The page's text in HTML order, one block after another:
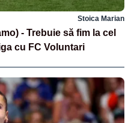
Stoica Marian
- Trebuie să fim la cel
cu FC Voluntari